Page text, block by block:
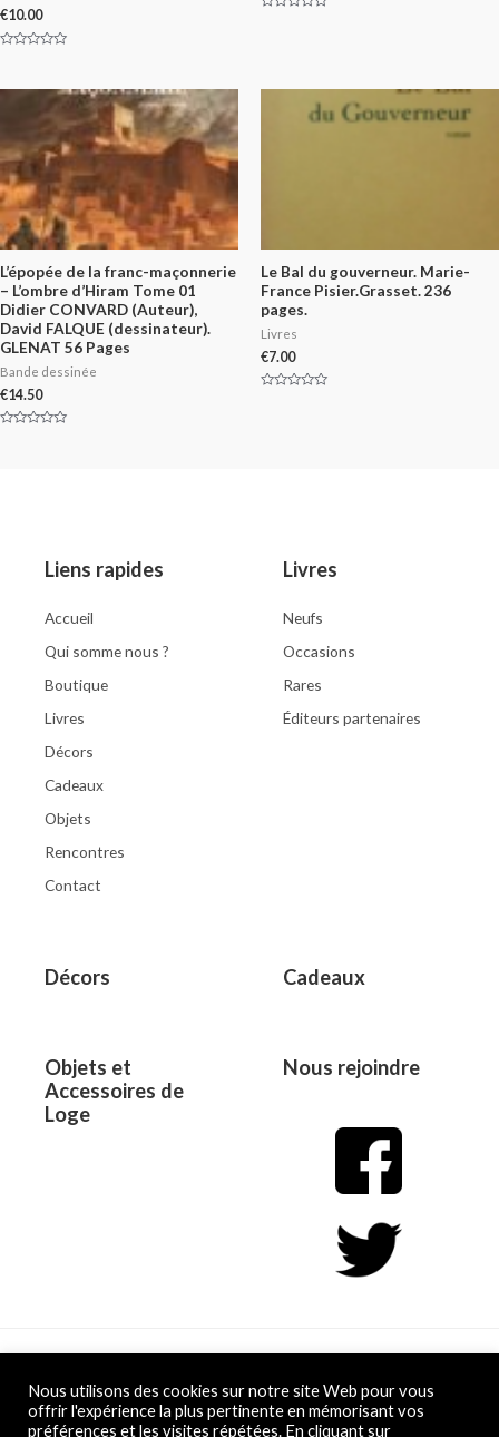
€10.00
of
L’épopée de la franc-maçonnerie
– L’ombre d’Hiram Tome 01
Didier CONVARD (Auteur),
David FALQUE (dessinateur).
GLENAT 56 Pages
Bande dessinée
€14.50
Le Bal du gouverneur. Marie-
France Pisier.Grasset. 236
pages.
Livres
€7.00
Liens rapides
Accueil
Qui somme nous ?
Boutique
Livres
Décors
Cadeaux
Objets
Rencontres
Contact
Livres
Neufs
Occasions
Rares
Éditeurs partenaires
Décors Cadeaux
Objets et
Accessoires de
Loge
Nous rejoindre
Copyright © 2026 L&D
Nous utilisons des cookies sur notre site Web pour vous
offrir l'expérience la plus pertinente en mémorisant vos
préférences et les visites répétées. En cliquant sur